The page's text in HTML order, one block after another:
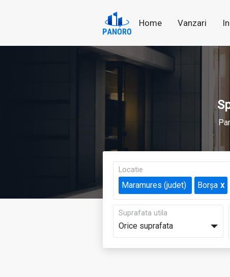
Home Vanzari
Locatie
Maramures (judet) Borșa
Suprafata utila
Orice suprafata